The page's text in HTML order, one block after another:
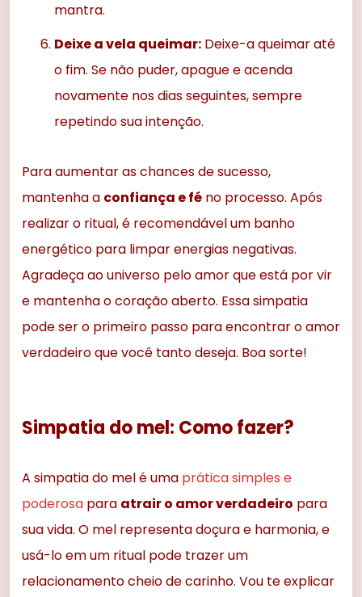
mantra.
Deixe a vela queimar: Deixe-a queimar até
o fim. Se não puder, apague e acenda
novamente nos dias seguintes, sempre
repetindo sua intenção.
Para aumentar as chances de sucesso,
mantenha a confiança e fé no processo. Após
realizar o ritual, é recomendável um banho
energético para limpar energias negativas.
Agradeça ao universo pelo amor que está por vir
e mantenha o coração aberto. Essa simpatia
pode ser o primeiro passo para encontrar o amor
verdadeiro que você tanto deseja. Boa sorte!
Simpatia do mel: Como fazer?
A simpatia do mel é uma prática simples e
poderosa para atrair o amor verdadeiro para
sua vida. O mel representa doçura e harmonia, e
usá-lo em um ritual pode trazer um
relacionamento cheio de carinho. Vou te explicar